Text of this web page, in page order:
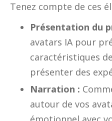
Tenez compte de ces
Présentation du
avatars IA pour
caractéristiques
présenter des
Narration :
autour de vos